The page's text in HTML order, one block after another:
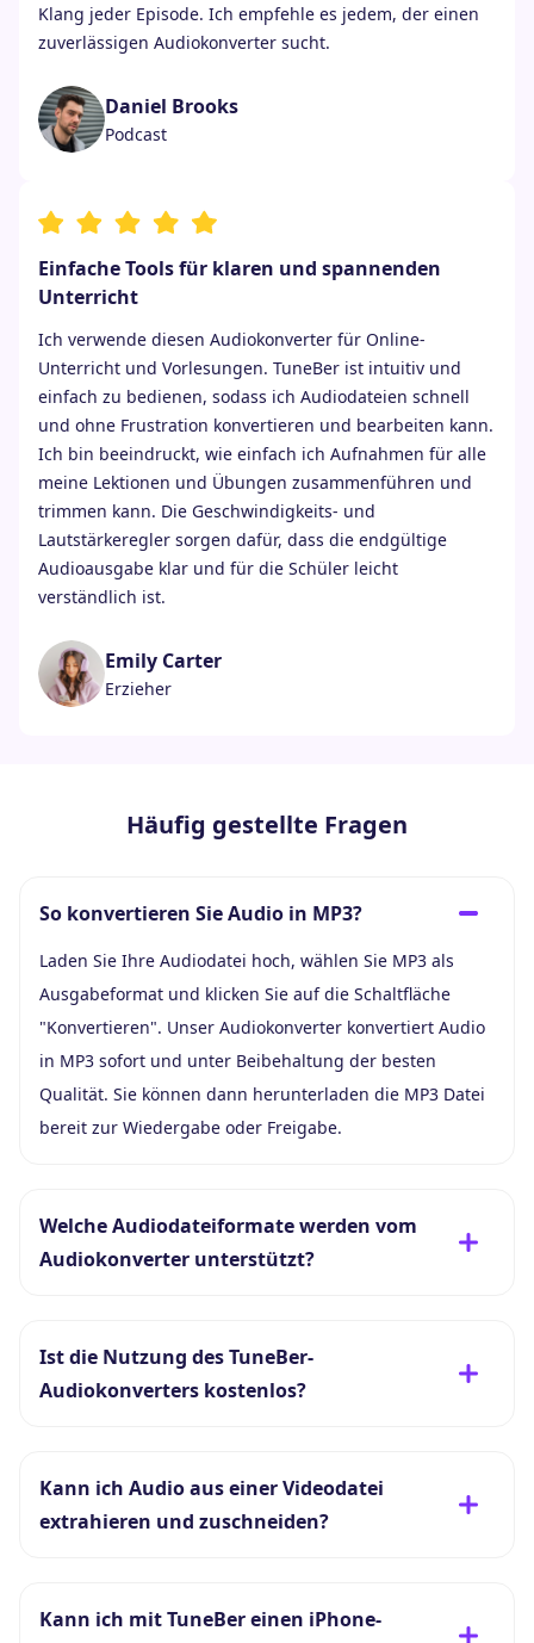
Klang jeder Episode. Ich empfehle es jedem, der einen
zuverlässigen Audiokonverter sucht.
Daniel Brooks
Podcast
Einfache Tools für klaren und spannenden
Unterricht
Ich verwende diesen Audiokonverter für Online-
Unterricht und Vorlesungen. TuneBer ist intuitiv und
einfach zu bedienen, sodass ich Audiodateien schnell
und ohne Frustration konvertieren und bearbeiten kann.
Ich bin beeindruckt, wie einfach ich Aufnahmen für alle
meine Lektionen und Übungen zusammenführen und
trimmen kann. Die Geschwindigkeits- und
Lautstärkeregler sorgen dafür, dass die endgültige
Audioausgabe klar und für die Schüler leicht
verständlich ist.
Emily Carter
Erzieher
Häufig gestellte Fragen
So konvertieren Sie Audio in MP3?
Laden Sie Ihre Audiodatei hoch, wählen Sie MP3 als
Ausgabeformat und klicken Sie auf die Schaltfläche
"Konvertieren". Unser Audiokonverter konvertiert Audio
in MP3 sofort und unter Beibehaltung der besten
Qualität. Sie können dann herunterladen die MP3 Datei
bereit zur Wiedergabe oder Freigabe.
Welche Audiodateiformate werden vom
Audiokonverter unterstützt?
Ist die Nutzung des TuneBer-
Audiokonverters kostenlos?
Kann ich Audio aus einer Videodatei
extrahieren und zuschneiden?
Kann ich mit TuneBer einen iPhone-